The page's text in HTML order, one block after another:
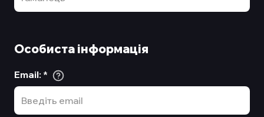
Особиста інформація
Email: *